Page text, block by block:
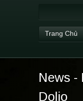
Trang Chủ
News -
Dolio